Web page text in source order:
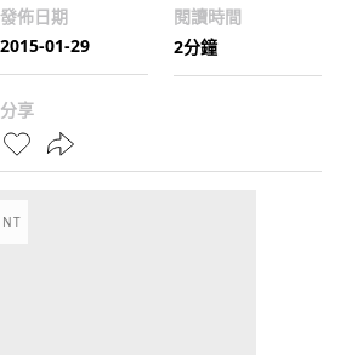
發佈日期
2015-01-29
閱讀時間
2分鐘
分享